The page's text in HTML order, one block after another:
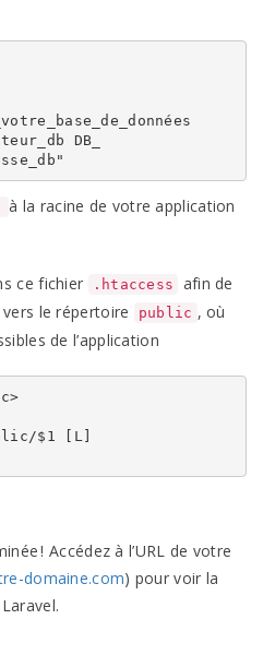
DB_
à la racine de votre application
ce fichier .htaccess
afin de
le répertoire
public , où
de l’application
$1 [L]
! Accédez à l’URL de votre
domaine.com) pour voir la